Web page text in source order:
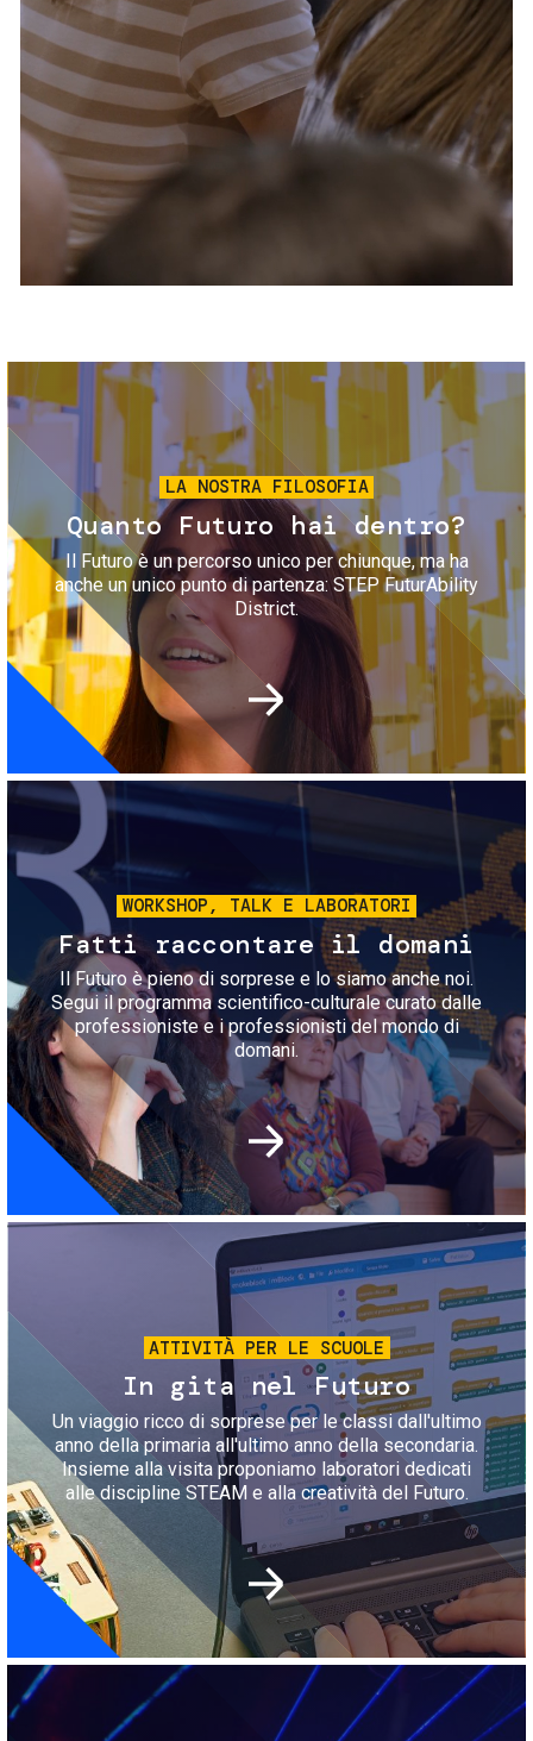
Servizi e accessibilità
Contatti
FAQ
Biglietti
Immagine
LA NOSTRA FILOSOFIA
Quanto Futuro hai dentro?
Il Futuro è un percorso unico per chiunque, ma ha
anche un unico punto di partenza: STEP FuturAbility
District.
Immagine
WORKSHOP, TALK E LABORATORI
Fatti raccontare il domani
Il Futuro è pieno di sorprese e lo siamo anche noi.
Segui il programma scientifico-culturale curato dalle
professioniste e i professionisti del mondo di
domani.
Immagine
ATTIVITÀ PER LE SCUOLE
In gita nel Futuro
Un viaggio ricco di sorprese per le classi dall'ultimo
anno della primaria all'ultimo anno della secondaria.
Insieme alla visita proponiamo laboratori dedicati
alle discipline STEAM e alla creatività del Futuro.
Immagine